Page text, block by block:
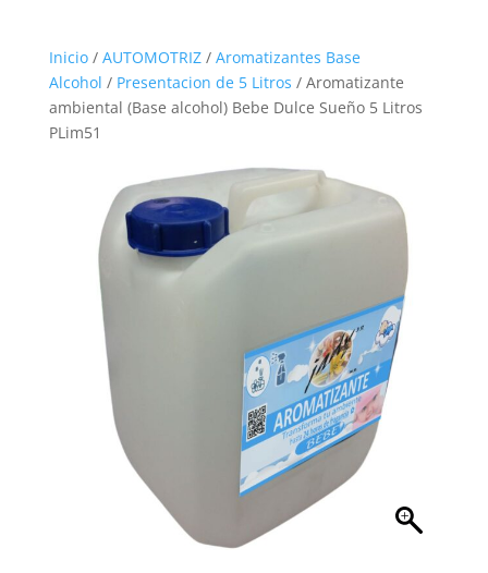
Inicio/ AUTOMOTRIZ/ Aromatizantes Base
Alcohol / Presentacion de 5 Litros / Aromatizante
ambiental (Base alcohol) Bebe Dulce Sueño 5 Litros
PLim51